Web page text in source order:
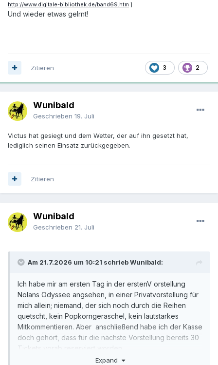
http://www.digitale-bibliothek.de/band69.htm ]
Und wieder etwas gelrnt!
3 2
Zitieren
Wunibald
Geschrieben 19. Juli
Victus hat gesiegt und dem Wetter, der auf ihn gesetzt hat,
lediglich seinen Einsatz zurückgegeben.
Zitieren
Wunibald
Geschrieben 21. Juli
Am 21.7.2026 um 10:21 schrieb Wunibald:
Ich habe mir am ersten Tag in der erstenV orstellung
Nolans Odyssee angsehen, in einer Privatvorstellung für
mich allein; niemand, der sich noch durch die Reihen
quetscht, kein Popkorngeraschel, kein lautstarkes
Mitkommentieren. Aber anschließend habe ich der Kasse
doch gehört, dass für die nächste Vorstellung bereits 30
Tickets vorab reserviert worden.
Expand